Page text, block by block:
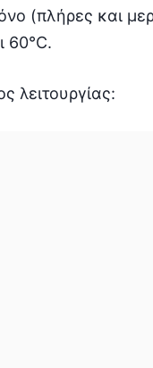
(πλήρες και
60°C.
λειτουργίας: